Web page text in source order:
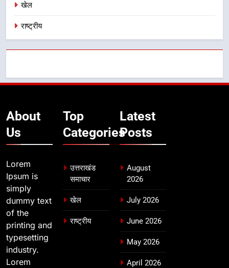
खेल
राष्ट्रीय
About
Us
Lorem
Ipsum is
simply
dummy text
of the
printing and
typesetting
industry.
Lorem
Top
Categories
उत्तराखंड
समाचार
खेल
राष्ट्रीय
Latest
Posts
August
2026
July 2026
June 2026
May 2026
April 2026